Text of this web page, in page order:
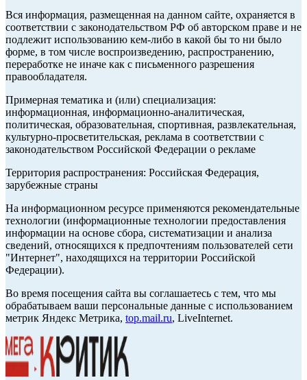
Вся информация, размещенная на данном сайте, охраняется в
соответствии с законодательством РФ об авторском праве и не
подлежит использованию кем-либо в какой бы то ни было
форме, в том числе воспроизведению, распространению,
переработке не иначе как с письменного разрешения
правообладателя.
Примерная тематика и (или) специализация:
информационная, информационно-аналитическая,
политическая, образовательная, спортивная, развлекательная,
культурно-просветительская, реклама в соответствии с
законодательством Российской Федерации о рекламе
Территория распространения: Российская Федерация,
зарубежные страны
На информационном ресурсе применяются рекомендательные
технологии (информационные технологии предоставления
информации на основе сбора, систематизации и анализа
сведений, относящихся к предпочтениям пользователей сети
"Интернет", находящихся на территории Российской
Федерации).
Во время посещения сайта вы соглашаетесь с тем, что мы
обрабатываем ваши персональные данные с использованием
метрик Яндекс Метрика, top.mail.ru, LiveInternet.